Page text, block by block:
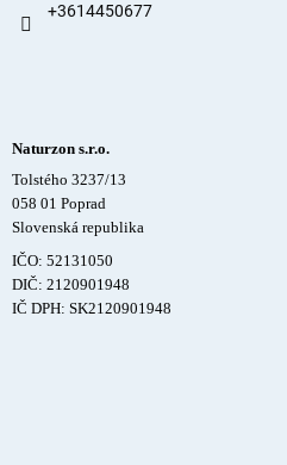
+3614450677
Naturzon s.r.o.
Tolstého 3237/13
058 01 Poprad
Slovenská republika
IČO: 52131050
DIČ: 2120901948
IČ DPH: SK2120901948